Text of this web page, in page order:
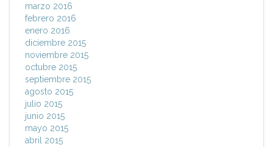
marzo 2016
febrero 2016
enero 2016
diciembre 2015
noviembre 2015
octubre 2015
septiembre 2015
agosto 2015
julio 2015
junio 2015
mayo 2015
abril 2015